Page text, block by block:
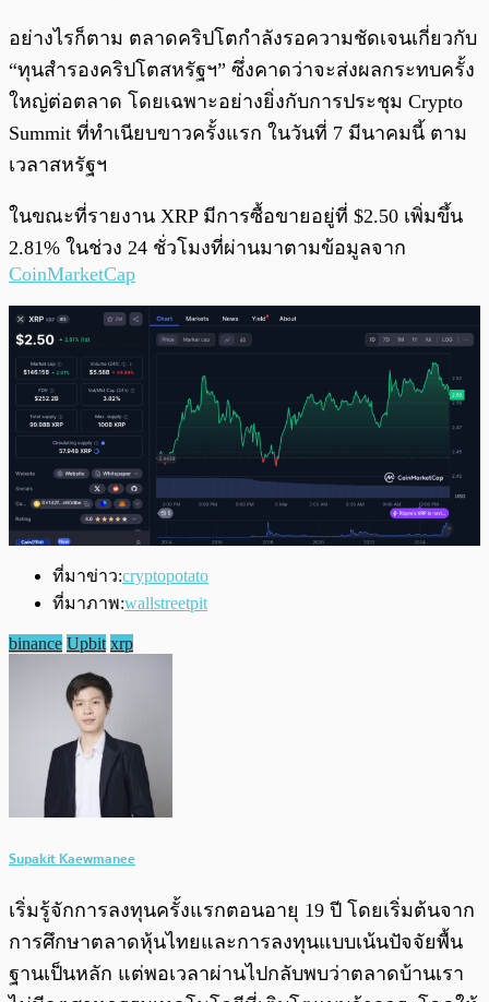
อย่างไรก็ตาม ตลาดคริปโตกำลังรอความชัดเจนเกี่ยวกับ
“ทุนสำรองคริปโตสหรัฐฯ” ซึ่งคาดว่าจะส่งผลกระทบครั้ง
ใหญ่ต่อตลาด โดยเฉพาะอย่างยิ่งกับการประชุม Crypto
Summit ที่ทำเนียบขาวครั้งแรก ในวันที่ 7 มีนาคมนี้ ตาม
เวลาสหรัฐฯ
ในขณะที่รายงาน XRP มีการซื้อขายอยู่ที่ $2.50 เพิ่มขึ้น
2.81% ในช่วง 24 ชั่วโ​มงที่ผ่านมาตามข้อมูลจาก
CoinMarketCap
ที่มาข่าว:cryptopotato
ที่มาภาพ:wallstreetpit
binance Upbit xrp
Supakit Kaewmanee
เริ่มรู้จักการลงทุนครั้งแรกตอนอายุ 19 ปี โดยเริ่มต้นจาก
การศึกษาตลาดหุ้นไทยและการลงทุนแบบเน้นปัจจัยพื้น
ฐานเป็นหลัก แต่พอเวลาผ่านไปกลับพบว่าตลาดบ้านเรา